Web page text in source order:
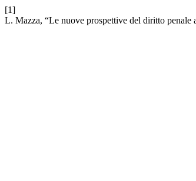
[1]
L. Mazza, “Le nuove prospettive del diritto